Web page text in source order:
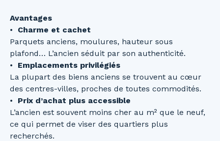
Avantages
Charme et cachet
Parquets anciens, moulures, hauteur sous
plafond… L’ancien séduit par son authenticité.
Emplacements privilégiés
La plupart des biens anciens se trouvent au cœur
des centres-villes, proches de toutes commodités.
Prix d’achat plus accessible
L’ancien est souvent moins cher au m² que le neuf,
ce qui permet de viser des quartiers plus
recherchés.